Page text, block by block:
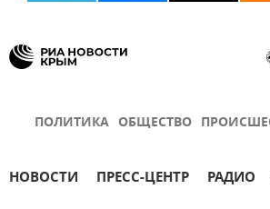
ПОЛИТИКА ОБЩЕСТВО
НОВОСТИ ПРЕСС-ЦЕНТР РАДИО